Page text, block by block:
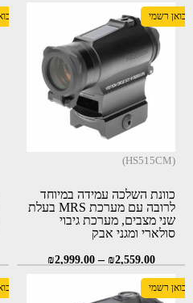
יבואן רשמי
(HS515CM)
כוונת השלכה עמידה במיוחד
לרובה עם מערכת MRS בעלת
שני מצבים, מערכת גיבוי
סולארי ומגני אבק
₪2,559.00
–
₪2,999.00
יבואן רשמי